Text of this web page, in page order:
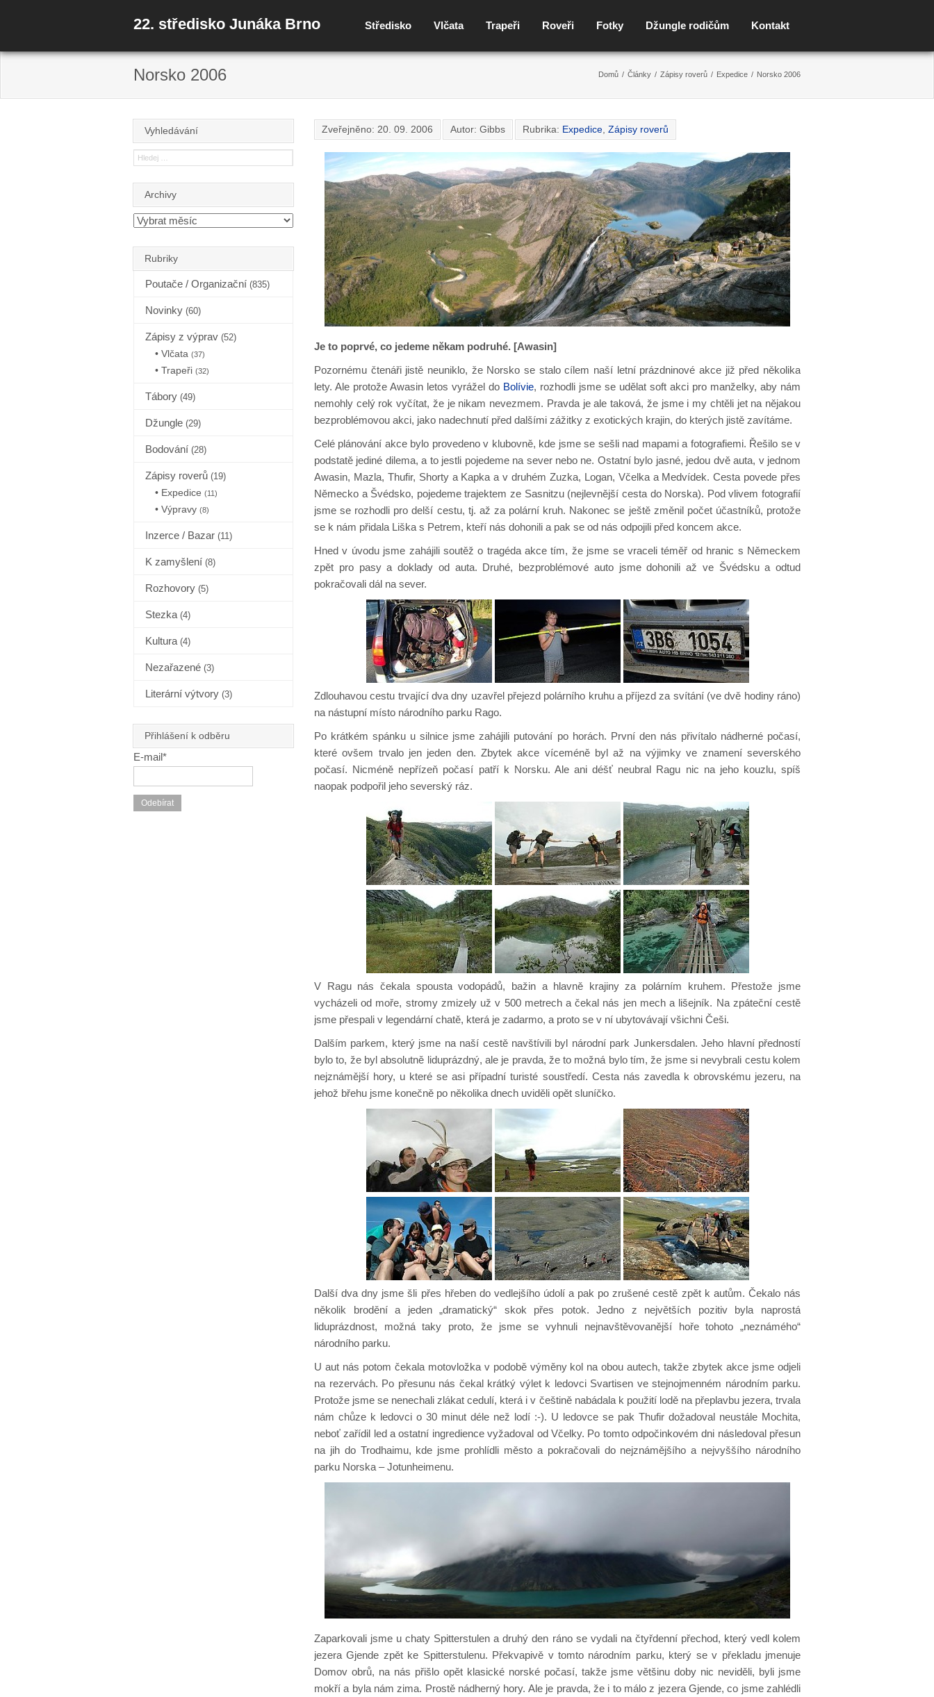
22. středisko Junáka Brno Středisko Vlčata Trapeři Roveři Fotky Džungle rodičům Kontakt
Norsko 2006 Domů / Články / Zápisy roverů / Expedice / Norsko 2006
Zveřejněno: 20. 09. 2006 Autor: Gibbs Rubrika: Expedice, Zápisy roverů
Je to poprvé, co jedeme někam podruhé. [Awasin]
Pozornému čtenáři jistě neuniklo, že Norsko se stalo cílem naší letní prázdninové akce již před několika
lety. Ale protože Awasin letos vyrážel do Bolívie, rozhodli jsme se udělat soft akci pro manželky, aby nám
nemohly celý rok vyčítat, že je nikam nevezmem. Pravda je ale taková, že jsme i my chtěli jet na nějakou
bezproblémovou akci, jako nadechnutí před dalšími zážitky z exotických krajin, do kterých jistě zavítáme.
Celé plánování akce bylo provedeno v klubovně, kde jsme se sešli nad mapami a fotografiemi. Řešilo se v
podstatě jediné dilema, a to jestli pojedeme na sever nebo ne. Ostatní bylo jasné, jedou dvě auta, v jednom
Awasin, Mazla, Thufir, Shorty a Kapka a v druhém Zuzka, Logan, Včelka a Medvídek. Cesta povede přes
Německo a Švédsko, pojedeme trajektem ze Sasnitzu (nejlevnější cesta do Norska). Pod vlivem fotografií
jsme se rozhodli pro delší cestu, tj. až za polární kruh. Nakonec se ještě změnil počet účastníků, protože
se k nám přidala Liška s Petrem, kteří nás dohonili a pak se od nás odpojili před koncem akce.
Hned v úvodu jsme zahájili soutěž o tragéda akce tím, že jsme se vraceli téměř od hranic s Německem
zpět pro pasy a doklady od auta. Druhé, bezproblémové auto jsme dohonili až ve Švédsku a odtud
pokračovali dál na sever.
Zdlouhavou cestu trvající dva dny uzavřel přejezd polárního kruhu a příjezd za svítání (ve dvě hodiny ráno)
na nástupní místo národního parku Rago.
Po krátkém spánku u silnice jsme zahájili putování po horách. První den nás přivítalo nádherné počasí,
které ovšem trvalo jen jeden den. Zbytek akce víceméně byl až na výjimky ve znamení severského
počasí. Nicméně nepřízeň počasí patří k Norsku. Ale ani déšť neubral Ragu nic na jeho kouzlu, spíš
naopak podpořil jeho severský ráz.
V Ragu nás čekala spousta vodopádů, bažin a hlavně krajiny za polárním kruhem. Přestože jsme
vycházeli od moře, stromy zmizely už v 500 metrech a čekal nás jen mech a lišejník. Na zpáteční cestě
jsme přespali v legendární chatě, která je zadarmo, a proto se v ní ubytovávají všichni Češi.
Dalším parkem, který jsme na naší cestě navštívili byl národní park Junkersdalen. Jeho hlavní předností
bylo to, že byl absolutně liduprázdný, ale je pravda, že to možná bylo tím, že jsme si nevybrali cestu kolem
nejznámější hory, u které se asi případní turisté soustředí. Cesta nás zavedla k obrovskému jezeru, na
jehož břehu jsme konečně po několika dnech uviděli opět sluníčko.
Další dva dny jsme šli přes hřeben do vedlejšího údolí a pak po zrušené cestě zpět k autům. Čekalo nás
několik brodění a jeden „dramatický“ skok přes potok. Jedno z největších pozitiv byla naprostá
liduprázdnost, možná taky proto, že jsme se vyhnuli nejnavštěvovanější hoře tohoto „neznámého“
národního parku.
U aut nás potom čekala motovložka v podobě výměny kol na obou autech, takže zbytek akce jsme odjeli
na rezervách. Po přesunu nás čekal krátký výlet k ledovci Svartisen ve stejnojmenném národním parku.
Protože jsme se nenechali zlákat cedulí, která i v češtině nabádala k použití lodě na přeplavbu jezera, trvala
nám chůze k ledovci o 30 minut déle než lodí :-). U ledovce se pak Thufir dožadoval neustále Mochita,
neboť zařídil led a ostatní ingredience vyžadoval od Včelky. Po tomto odpočinkovém dni následoval přesun
na jih do Trodhaimu, kde jsme prohlídli město a pokračovali do nejznámějšího a nejvyššího národního
parku Norska – Jotunheimenu.
Zaparkovali jsme u chaty Spitterstulen a druhý den ráno se vydali na čtyřdenní přechod, který vedl kolem
jezera Gjende zpět ke Spitterstulenu. Překvapivě v tomto národním parku, který se v překladu jmenuje
Domov obrů, na nás přišlo opět klasické norské počasí, takže jsme většinu doby nic neviděli, byli jsme
mokří a byla nám zima. Prostě nádherný hory. Ale je pravda, že i to málo z jezera Gjende, co jsme zahlédli
Vyhledávání
Archivy
Rubriky
Poutače / Organizační (835)
Novinky (60)
Zápisy z výprav (52)
• Vlčata(37)
• Trapeři(32)
Tábory (49)
Džungle (29)
Bodování (28)
Zápisy roverů (19)
• Expedice(11)
• Výpravy(8)
Inzerce / Bazar (11)
K zamyšlení (8)
Rozhovory (5)
Stezka (4)
Kultura (4)
Nezařazené (3)
Literární výtvory (3)
Přihlášení k odběru
E-mail*